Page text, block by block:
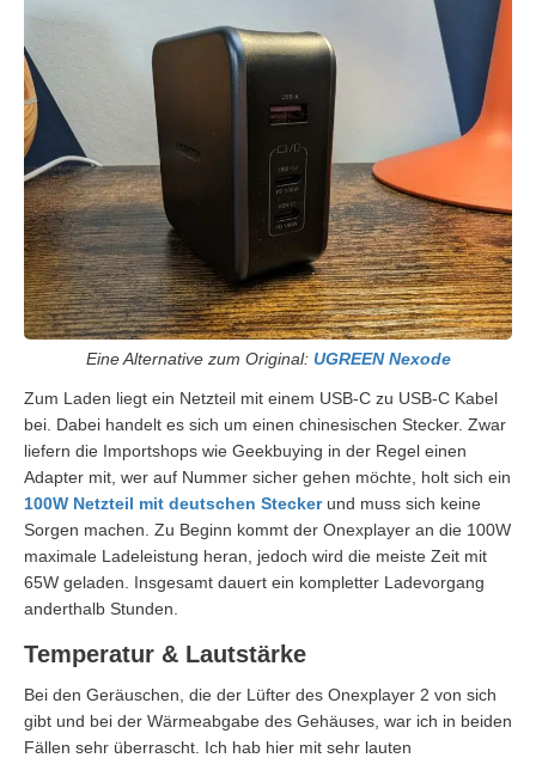
Eine Alternative zum Original: UGREEN Nexode
Zum Laden liegt ein Netzteil mit einem USB-C zu USB-C Kabel
bei. Dabei handelt es sich um einen chinesischen Stecker. Zwar
liefern die Importshops wie Geekbuying in der Regel einen
Adapter mit, wer auf Nummer sicher gehen möchte, holt sich ein
100W Netzteil mit deutschen Steckerund muss sich keine
Sorgen machen. Zu Beginn kommt der Onexplayer an die 100W
maximale Ladeleistung heran, jedoch wird die meiste Zeit mit
65W geladen. Insgesamt dauert ein kompletter Ladevorgang
anderthalb Stunden.
Temperatur & Lautstärke
Bei den Geräuschen, die der Lüfter des Onexplayer 2 von sich
gibt und bei der Wärmeabgabe des Gehäuses, war ich in beiden
Fällen sehr überrascht. Ich hab hier mit sehr lauten